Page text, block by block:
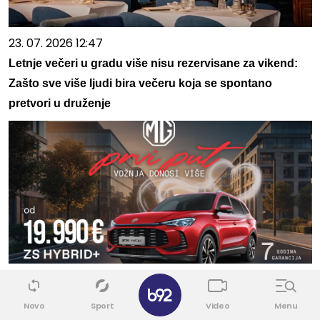
23. 07. 2026 12:47
Letnje večeri u gradu više nisu rezervisane za vikend:
Zašto sve više ljudi bira večeru koja se spontano
pretvori u druženje
03. 08. 2026 13:23
Hibrid broj 1 koji osvaja Evropu, sada po specijalnoj
Novo Sport Video Menu
✕